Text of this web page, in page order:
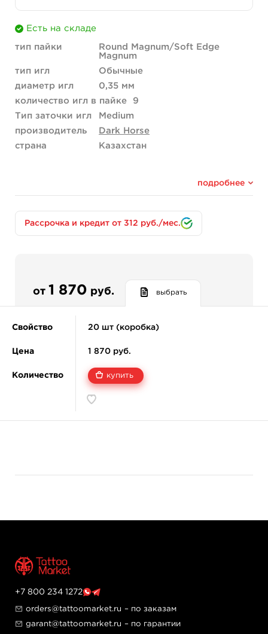
Есть на складе
тип пайки
Round Magnum/Soft Edge
Magnum
тип игл
Обычные
диаметр игл
0,35 мм
количество игл в пайке
9
Тип заточки игл
Medium
производитель
Dark Horse
страна
Казахстан
подробнее
Рассрочка и кредит от 312 руб./мес.
от 1 870 руб. выбрать
Свойство
Цена
Количество
20 шт (коробка)
1 870 руб.
купить
+7 800 234 1272
orders@tattoomarket.ru – по заказам
garant@tattoomarket.ru – по гарантии